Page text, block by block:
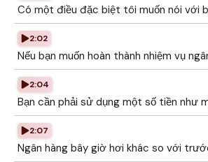
Có một điều đặc biệt tôi muốn nói với
2:02
Nếu bạn muốn hoàn thành nhiệm vụ
2:04
Bạn cần phải sử dụng một số tiền như
2:07
Ngân hàng bây giờ hơi khác so với